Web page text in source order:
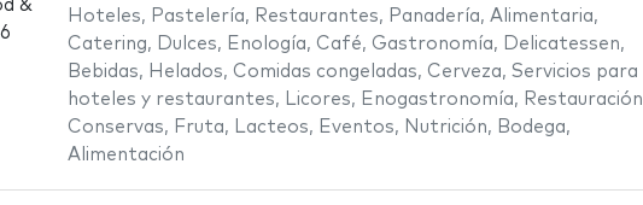
Hoteles, Pastelería, Restaurantes, Panadería, Alimentaria,
Catering, Dulces, Enología, Café, Gastronomía, Delicatessen,
Bebidas, Helados, Comidas congeladas, Cerveza, Servicios para
hoteles y restaurantes, Licores, Enogastronomía, Restauración
Conservas, Fruta, Lacteos, Eventos, Nutrición, Bodega,
Alimentación